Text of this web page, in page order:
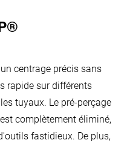
centrage précis sans
rapide sur différents
tuyaux. Le pré-perçage
complètement éliminé,
fastidieux. De plus,